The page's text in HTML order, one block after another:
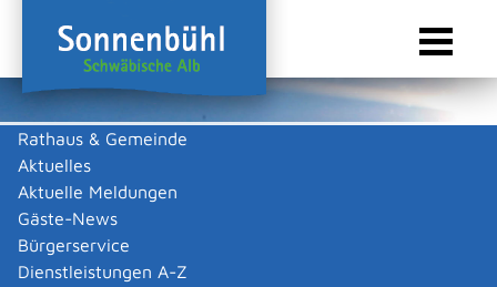
Rathaus & Gemeinde
Aktuelles
Aktuelle Meldungen
Gäste-News
Bürgerservice
Dienstleistungen A-Z
Sie sind hier:
Gastronomie